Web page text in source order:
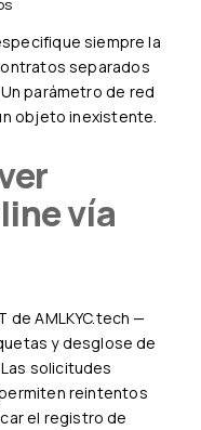
separados
parámetro de red
objeto inexistente.
vía
y desglose de
solicitudes
reintentos
el registro de